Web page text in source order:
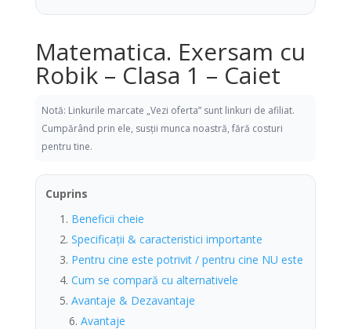
Matematica. Exersam cu
Robik – Clasa 1 – Caiet
Notă: Linkurile marcate „Vezi oferta” sunt linkuri de afiliat.
Cumpărând prin ele, susții munca noastră, fără costuri
pentru tine.
Cuprins
Beneficii cheie
Specificații & caracteristici importante
Pentru cine este potrivit / pentru cine NU este
Cum se compară cu alternativele
Avantaje & Dezavantaje
Avantaje